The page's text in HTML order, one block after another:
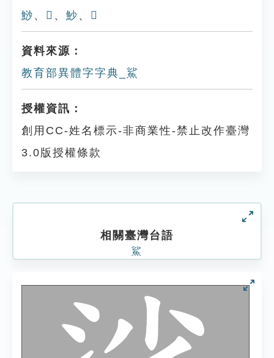
鯋 、 𩺳 、 魦 、 𩵮
資料來源：
教育部異體字字典_鯊
授權資訊：
創用CC-姓名標示-非商業性-禁止改作臺灣
3.0版授權條款
相關臺灣台語
鯊